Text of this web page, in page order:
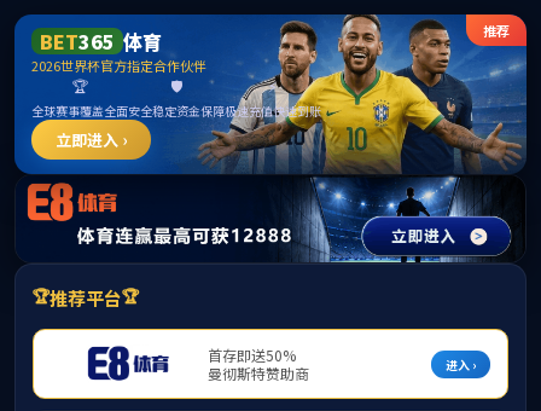
中国·365英国上市(集团)有限公司公司|官
方网站
请输入验证码下载附件